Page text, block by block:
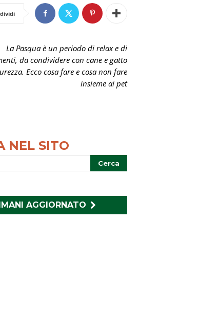
La Pasqua è un periodo di relax e di
da condividere con cane e gatto
Ecco cosa fare e cosa non fare
insieme ai pet
NEL SITO
AGGIORNATO